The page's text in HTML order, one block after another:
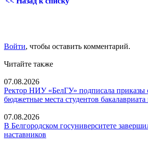
Войти, чтобы оставить комментарий.
Читайте также
07.08.2026
Ректор НИУ «БелГУ» подписала приказы
бюджетные места студентов бакалавриата
07.08.2026
В Белгородском госуниверситете
наставников